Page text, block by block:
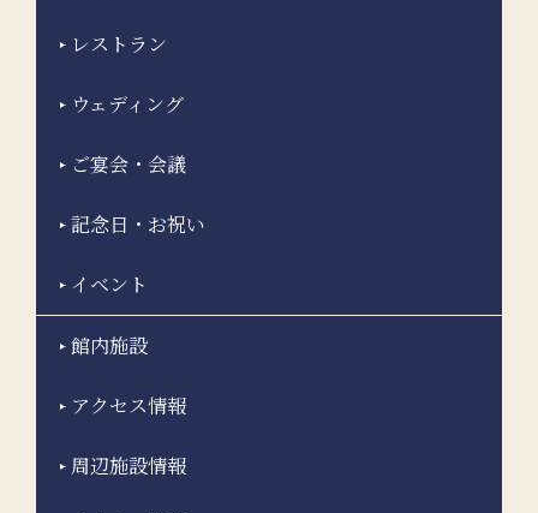
レストラン
ウェディング
ご宴会・会議
記念日・お祝い
イベント
館内施設
アクセス情報
周辺施設情報